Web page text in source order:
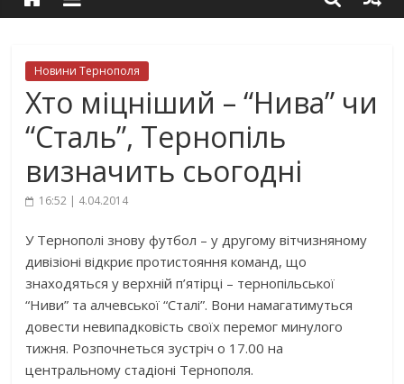
Новини Тернополя
Хто міцніший – “Нива” чи
“Сталь”, Тернопіль
визначить сьогодні
16:52 | 4.04.2014
У Тернополі знову футбол – у другому вітчизняному
дивізіоні відкриє протистояння команд, що
знаходяться у верхній п’ятірці – тернопільської
“Ниви” та алчевської “Сталі”. Вони намагатимуться
довести невипадковість своїх перемог минулого
тижня. Розпочнеться зустріч о 17.00 на
центральному стадіоні Тернополя.